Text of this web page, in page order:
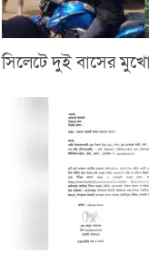
সিলেটে দুই বাসের